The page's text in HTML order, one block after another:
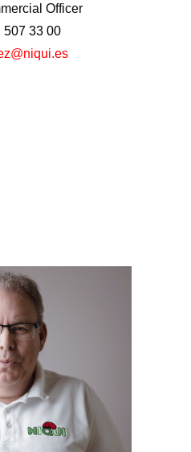
Officer
507 33 00
DONOSO
/ Sales